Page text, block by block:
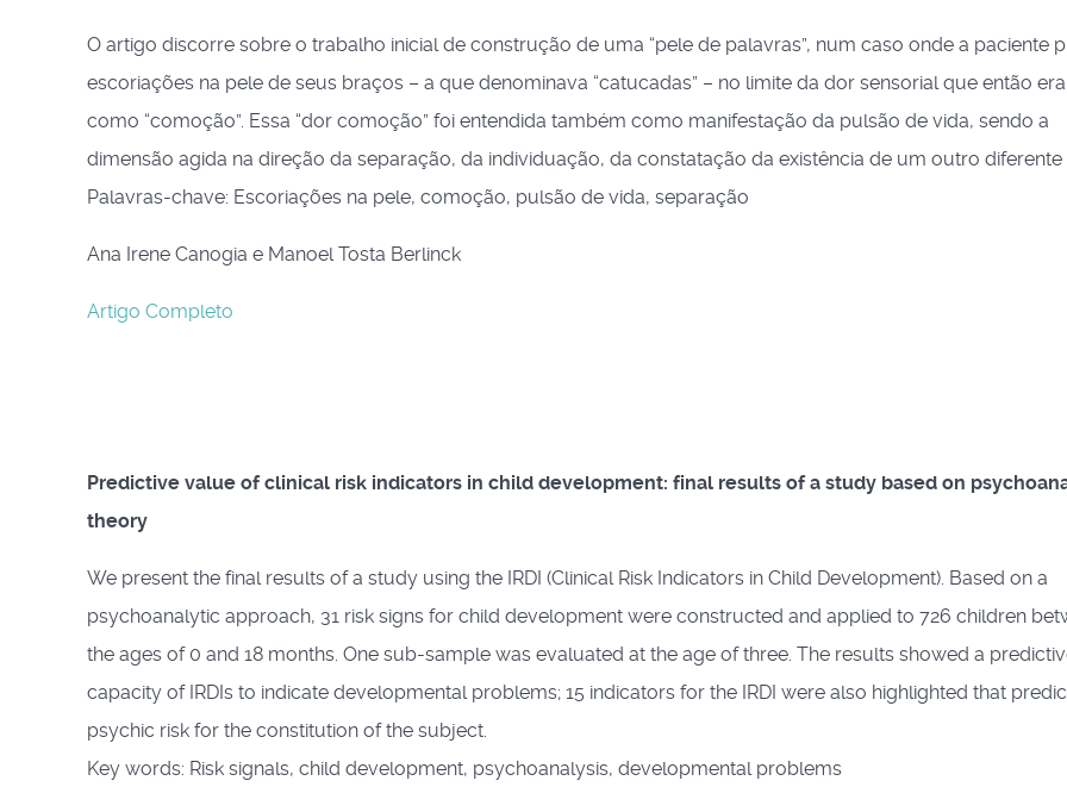
O artigo discorre sobre o trabalho inicial de construção de uma “pele de palavras”, num caso onde a paciente
escoriações na pele de seus braços – a que denominava “catucadas” – no limite da dor sensorial que então
como “comoção”. Essa “dor comoção” foi entendida também como manifestação da pulsão de vida, sendo a
dimensão agida na direção da separação, da individuação, da constatação da existência de um outro diferente
Palavras-chave: Escoriações na pele, comoção, pulsão de vida, separação
Ana Irene Canogia e Manoel Tosta Berlinck
Artigo Completo
Predictive value of clinical risk indicators in child development: final results of a study based on
theory
We present the final results of a study using the IRDI (Clinical Risk Indicators in Child Development). Based on a
psychoanalytic approach, 31 risk signs for child development were constructed and applied to 726 children
the ages of 0 and 18 months. One sub-sample was evaluated at the age of three. The results showed a
capacity of IRDIs to indicate developmental problems; 15 indicators for the IRDI were also highlighted that
psychic risk for the constitution of the subject.
Key words: Risk signals, child development, psychoanalysis, developmental problems